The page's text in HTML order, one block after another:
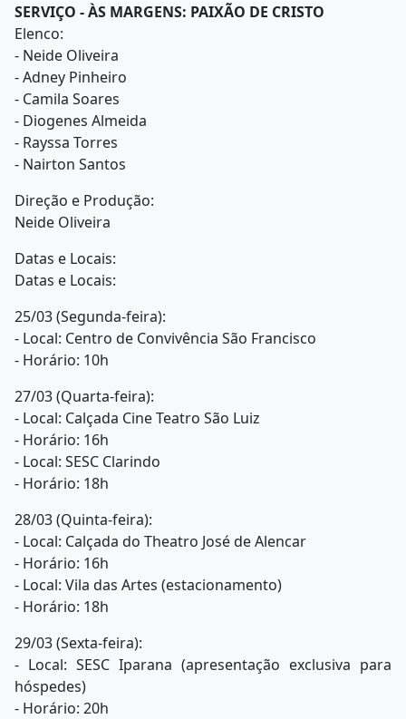
SERVIÇO - ÀS MARGENS: PAIXÃO DE CRISTO
Elenco:
- Neide Oliveira
- Adney Pinheiro
- Camila Soares
- Diogenes Almeida
- Rayssa Torres
- Nairton Santos
Direção e Produção:
Neide Oliveira
Datas e Locais:
Datas e Locais:
25/03 (Segunda-feira):
- Local: Centro de Convivência São Francisco
- Horário: 10h
27/03 (Quarta-feira):
- Local: Calçada Cine Teatro São Luiz
- Horário: 16h
- Local: SESC Clarindo
- Horário: 18h
28/03 (Quinta-feira):
- Local: Calçada do Theatro José de Alencar
- Horário: 16h
- Local: Vila das Artes (estacionamento)
- Horário: 18h
29/03 (Sexta-feira):
- Local: SESC Iparana (apresentação exclusiva para
hóspedes)
- Horário: 20h